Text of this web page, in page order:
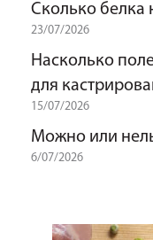
Сколько белка
23/07/2026
Насколько
для
15/07/2026
Можно или
6/07/2026